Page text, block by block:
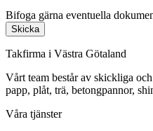
Bifoga gärna eventuella
Skicka
Takfirma i Västra Götaland
Vårt team består av skickliga
papp, plåt, trä, betongpannor,
Våra tjänster